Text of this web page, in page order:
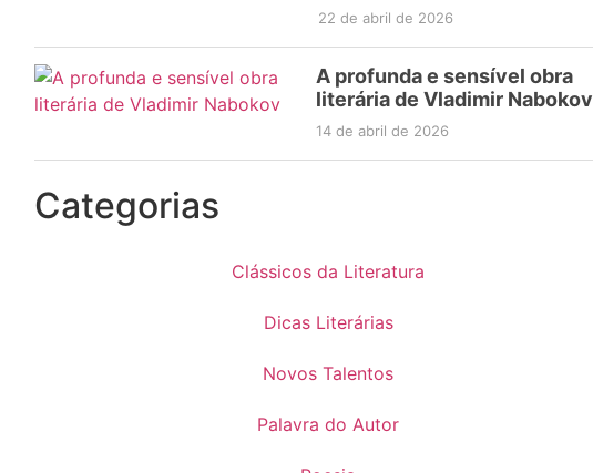
22 de abril de 2026
A profunda e sensível obra
literária de Vladimir Nabokov
14 de abril de 2026
Categorias
Clássicos da Literatura
Dicas Literárias
Novos Talentos
Palavra do Autor